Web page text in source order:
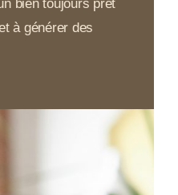
bien toujours prêt
à générer des